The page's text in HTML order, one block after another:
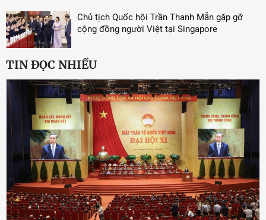
Chủ tịch Quốc hội Trần Thanh Mẫn gặp gỡ
cộng đồng người Việt tại Singapore
TIN ĐỌC NHIỀU